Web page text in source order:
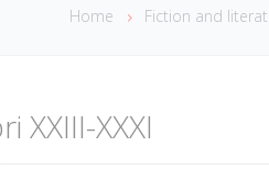
Home Fiction and
XXIII-XXXI